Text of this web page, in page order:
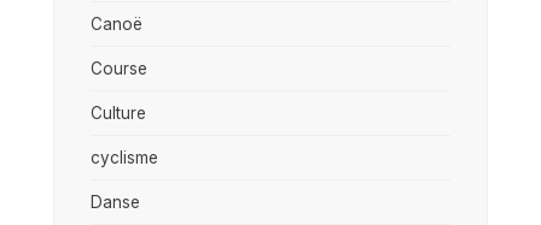
Canoë
Course
Culture
cyclisme
Danse